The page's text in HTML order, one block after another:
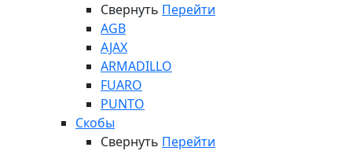
Свернуть Перейти
AGB
AJAX
ARMADILLO
FUARO
PUNTO
Скобы
Свернуть Перейти